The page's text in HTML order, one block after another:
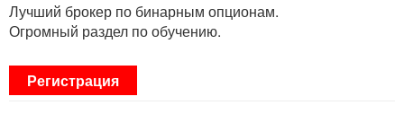
Лучший брокер по бинарным опционам.
Огромный раздел по обучению.
Регистрация